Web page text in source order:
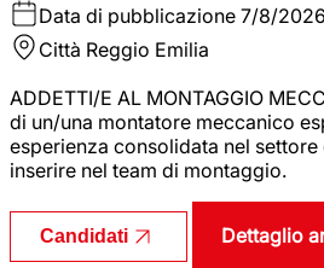
Data di pubblicazione 7/8/2026
Città Reggio Emilia
ADDETTI/E AL MONTAGGIO
di un/una montatore meccanico
esperienza consolidata nel
inserire nel team di montaggio.
Candidati Dettaglio